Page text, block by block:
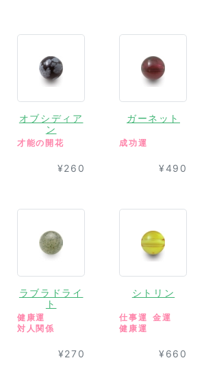
オブシディア
ン
才能の開花
¥260
ガーネット
成功運
¥490
ラブラドライ
ト
健康運
対人関係
¥270
シトリン
仕事運
金運
健康運
¥660